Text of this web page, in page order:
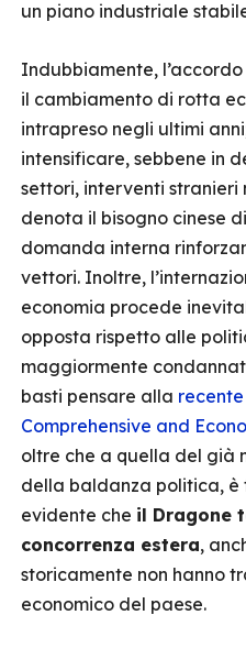
un piano industriale
Indubbiamente,
il cambiamento di rotta
intrapreso negli ultimi
intensificare, sebbene in
settori, interventi stranieri
denota il bisogno cinese
domanda interna
vettori. Inoltre,
economia procede
opposta rispetto alle
maggiormente
basti pensare alla
Comprehensive and
oltre che a quella del già
della baldanza politica, è
evidente che il Dragone
concorrenza estera,
storicamente non hanno
economico del paese.